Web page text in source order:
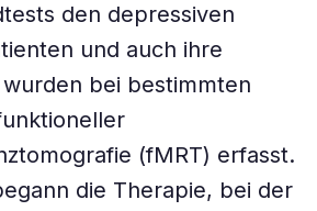
den depressiven
und auch ihre
bei bestimmten
(fMRT) erfasst.
die Therapie, bei der